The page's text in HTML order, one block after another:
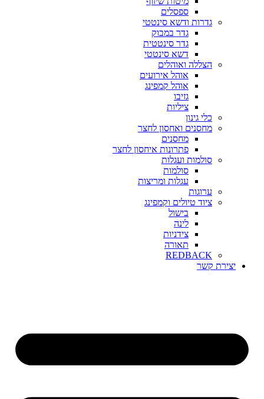
ספסלים
גדרות ודשא סינטטי
גדר במבוק
גדר סינטטית
דשא סינטטי
הצללה ואוהלים
אוהל אירועים
אוהל קמפינג
גזיבו
ציליות
כלי גינון
מחסנים ואחסון לחצר
מחסנים
פתרונות איחסון לחצר
סולמות ועגלות
סולמות
עגלות ומריצות
ערוגות
ציוד טיולים וקמפינג
בישול
לינה
צידניות
תאורה
REDBACK
יצירת קשר